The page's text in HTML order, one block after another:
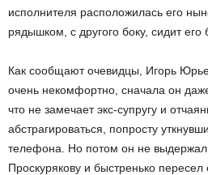
исполнителя расположилась его
рядышком, с другого боку, сидит его
Как сообщают очевидцы, Игорь
очень некомфортно, сначала он
что не замечает экс-супругу и
абстрагироваться, попросту
телефона. Но потом он не
Проскурякову и быстренько пересел